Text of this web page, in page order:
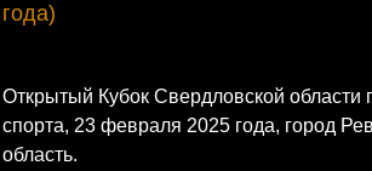
года)
Открытый Кубок Свердловской
спорта, 23 февраля 2025 года, город
область.